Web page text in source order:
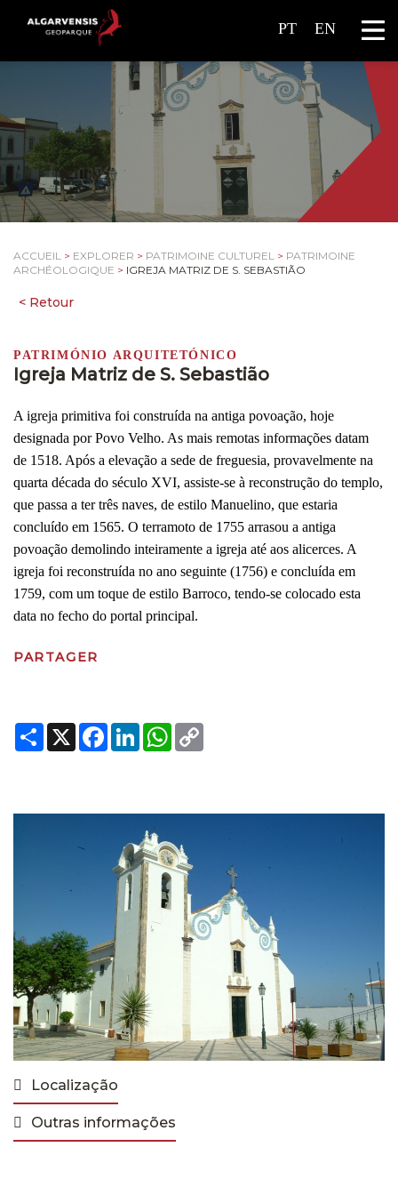
PT EN
ACCUEIL > EXPLORER > PATRIMOINE CULTUREL > PATRIMOINE
ARCHÉOLOGIQUE > IGREJA MATRIZ DE S. SEBASTIÃO
PATRIMÓNIO ARQUITETÓNICO
Igreja Matriz de S. Sebastião
A igreja primitiva foi construída na antiga povoação, hoje
designada por Povo Velho. As mais remotas informações datam
de 1518. Após a elevação a sede de freguesia, provavelmente na
quarta década do século XVI, assiste-se à reconstrução do templo,
que passa a ter três naves, de estilo Manuelino, que estaria
concluído em 1565. O terramoto de 1755 arrasou a antiga
povoação demolindo inteiramente a igreja até aos alicerces. A
igreja foi reconstruída no ano seguinte (1756) e concluída em
1759, com um toque de estilo Barroco, tendo-se colocado esta
data no fecho do portal principal.
PARTAGER
Share
X Facebook
LinkedInWhatsApp
Localização
Outras informações